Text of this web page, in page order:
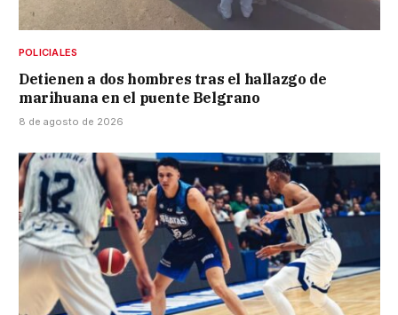
POLICIALES
Detienen a dos hombres tras el hallazgo de
marihuana en el puente Belgrano
8 de agosto de 2026